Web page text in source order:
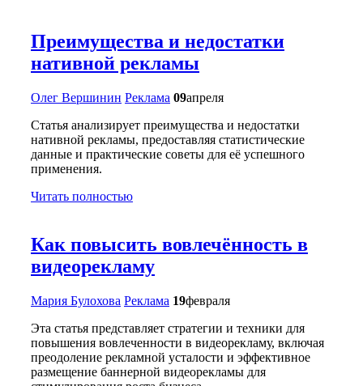
Преимущества и недостатки
нативной рекламы
Олег Вершинин Реклама 09апреля
Статья анализирует преимущества и недостатки
нативной рекламы, предоставляя статистические
данные и практические советы для её успешного
применения.
Читать полностью
Как повысить вовлечённость в
видеорекламу
Мария Булохова Реклама 19февраля
Эта статья представляет стратегии и техники для
повышения вовлеченности в видеорекламу, включая
преодоление рекламной усталости и эффективное
размещение баннерной видеорекламы для